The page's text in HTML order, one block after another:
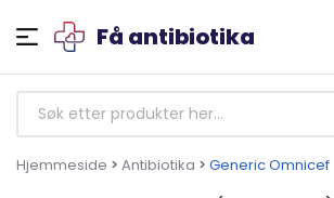
Få antibiotika
Hjemmeside > Antibiotika > Generic Omnicef